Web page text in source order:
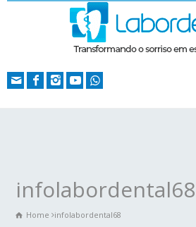
infolabordental68
Home infolabordental68